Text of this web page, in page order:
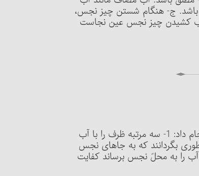
باشد. ج- هنگام شستن چیز نجس،
آب کشیدن چیز نجس عین نجاست
مسئلۀ 216 : آب‌کشی ظروف نجس را به چند طریق می‏توان انجام داد: 1- سه مرتبه ظرف را با آب
آب را طوری بگردانند که به جاهای نجس
ظرف بتواند آب را به محلّ نجس برساند کفایت